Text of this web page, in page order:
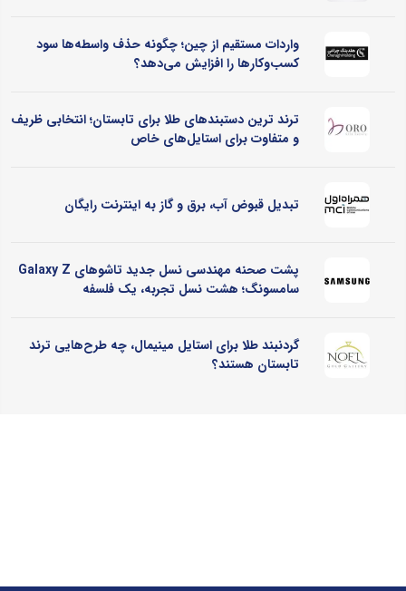
واردات مستقیم از چین؛ چگونه حذف واسطه‌ها سود
کسب‌وکارها را افزایش می‌دهد؟
ترند ترین دستبندهای طلا برای تابستان؛ انتخابی ظریف
و متفاوت برای استایل‌های خاص
تبدیل قبوض آب، برق و گاز به اینترنت رایگان
پشت صحنه مهندسی نسل جدید تاشوهای Galaxy Z
سامسونگ؛ هشت نسل تجربه، یک فلسفه
گردنبند طلا برای استایل مینیمال، چه طرح‌هایی ترند
تابستان هستند؟